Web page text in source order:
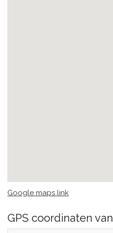
Google maps link
GPS coordinaten van